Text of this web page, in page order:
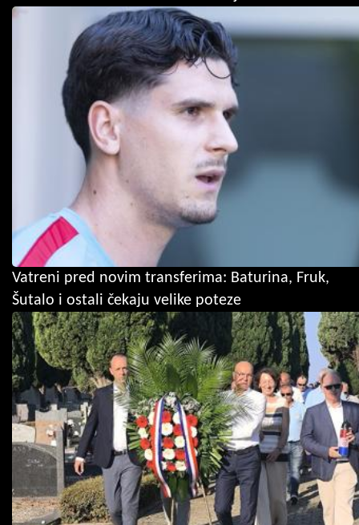
Vatreni pred novim transferima: Baturina, Fruk,
Šutalo i ostali čekaju velike poteze